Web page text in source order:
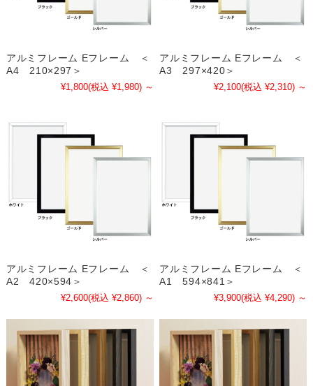
アルミフレーム Eフレーム ＜
A4 210×297＞
¥1,800(税込 ¥1,980) ～
アルミフレーム Eフレーム ＜
A3 297×420＞
¥2,100(税込 ¥2,310) ～
アルミフレーム Eフレーム ＜
A2 420×594＞
¥2,600(税込 ¥2,860) ～
アルミフレーム Eフレーム ＜
A1 594×841＞
¥3,900(税込 ¥4,290) ～